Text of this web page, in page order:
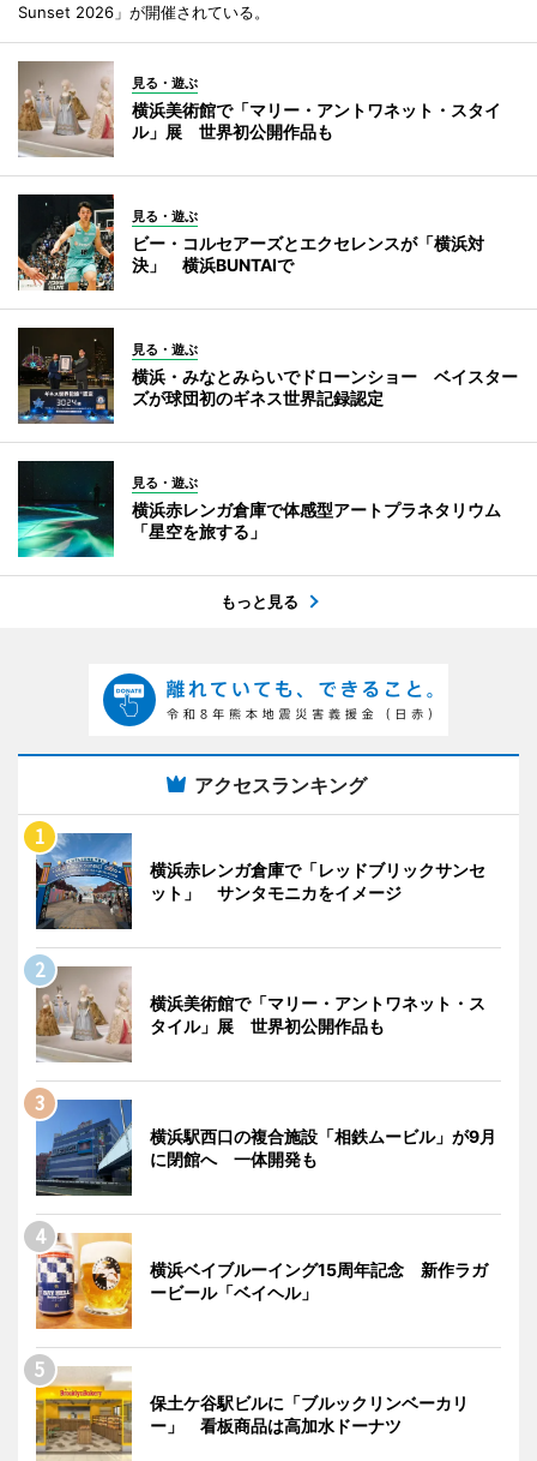
Sunset 2026」が開催されている。
見る・遊ぶ
横浜美術館で「マリー・アントワネット・スタイ
ル」展 世界初公開作品も
見る・遊ぶ
ビー・コルセアーズとエクセレンスが「横浜対
決」 横浜BUNTAIで
見る・遊ぶ
横浜・みなとみらいでドローンショー ベイスター
ズが球団初のギネス世界記録認定
見る・遊ぶ
横浜赤レンガ倉庫で体感型アートプラネタリウム
「星空を旅する」
もっと見る
アクセスランキング
横浜赤レンガ倉庫で「レッドブリックサンセ
ット」 サンタモニカをイメージ
横浜美術館で「マリー・アントワネット・ス
タイル」展 世界初公開作品も
横浜駅西口の複合施設「相鉄ムービル」が9月
に閉館へ 一体開発も
横浜ベイブルーイング15周年記念 新作ラガ
ービール「ベイヘル」
保土ケ谷駅ビルに「ブルックリンベーカリ
ー」 看板商品は高加水ドーナツ